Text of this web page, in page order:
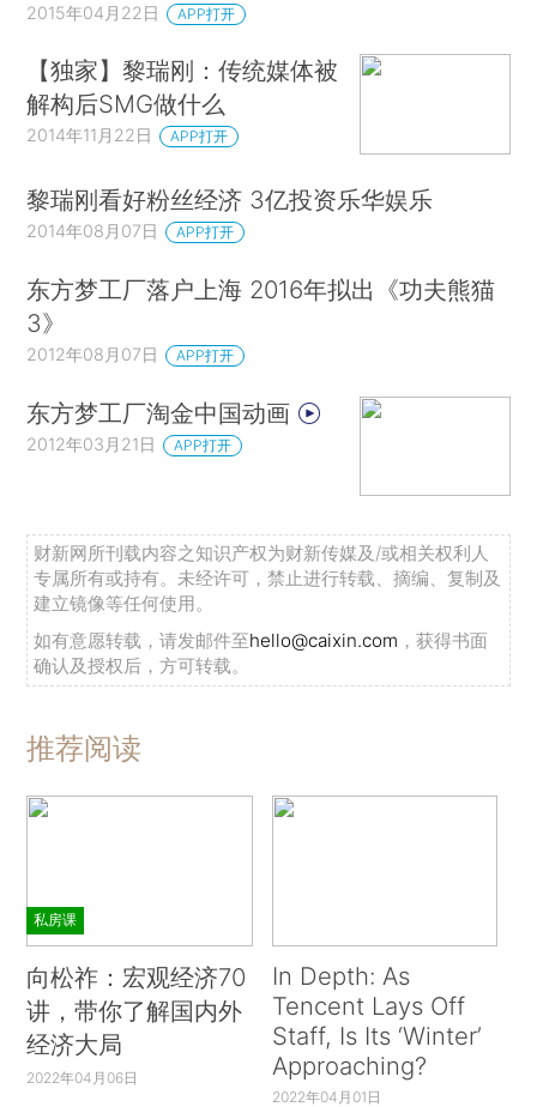
2015年04月22日 APP打开
【独家】黎瑞刚：传统媒体被
解构后SMG做什么
2014年11月22日 APP打开
黎瑞刚看好粉丝经济 3亿投资乐华娱乐
2014年08月07日 APP打开
东方梦工厂落户上海 2016年拟出《功夫熊猫
3》
2012年08月07日 APP打开
东方梦工厂淘金中国动画
2012年03月21日 APP打开
财新网所刊载内容之知识产权为财新传媒及/或相关权利人
专属所有或持有。未经许可，禁止进行转载、摘编、复制及
建立镜像等任何使用。
如有意愿转载，请发邮件至hello@caixin.com ，获得书面
确认及授权后，方可转载。
推荐阅读
私房课
向松祚：宏观经济70
讲，带你了解国内外
经济大局
2022年04月06日
In Depth: As
Tencent Lays Off
Staff, Is Its ‘Winter’
Approaching?
2022年04月01日